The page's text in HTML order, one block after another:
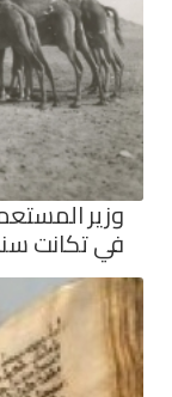
وزير
في تكانت سنة